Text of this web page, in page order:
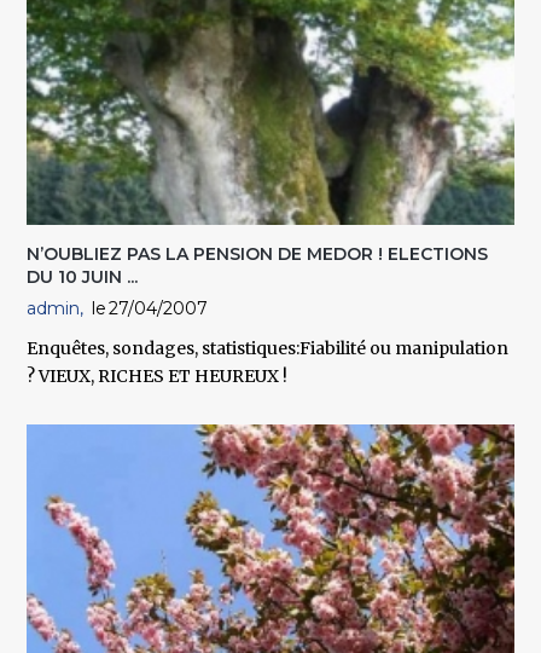
N’OUBLIEZ PAS LA PENSION DE MEDOR ! ELECTIONS
DU 10 JUIN ...
admin
27/04/2007
Enquêtes, sondages, statistiques:Fiabilité ou manipulation
? VIEUX, RICHES ET HEUREUX !